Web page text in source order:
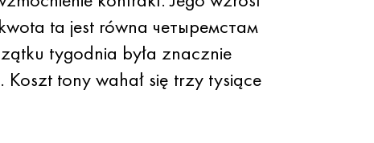
ta jest równa четыремстам
tygodnia była znacznie
tony wahał się trzy tysiące